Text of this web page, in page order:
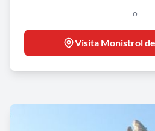
o
Visita Monistrol